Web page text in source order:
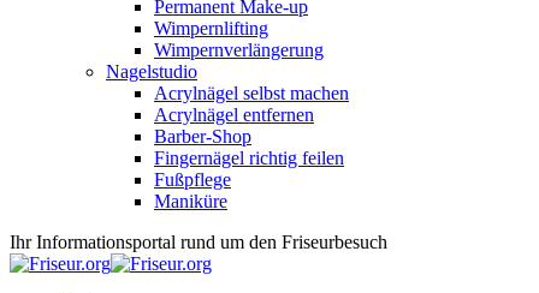
Permanent Make-up
Wimpernlifting
Wimpernverlängerung
Nagelstudio
Acrylnägel selbst machen
Acrylnägel entfernen
Barber-Shop
Fingernägel richtig feilen
Fußpflege
Maniküre
Ihr Informationsportal rund um den Friseurbesuch